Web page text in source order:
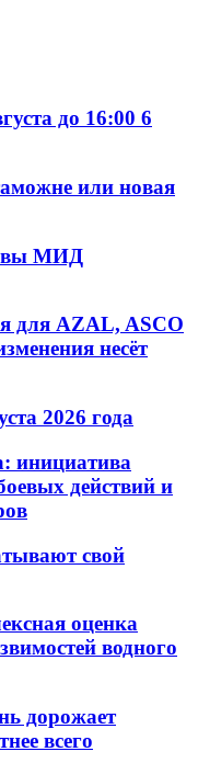
до 16:00 6
или новая
МИД
для AZAL, ASCO
несёт
2026 года
инициатива
действий и
свой
оценка
водного
дорожает
всего